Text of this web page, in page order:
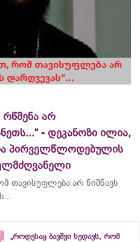
არ
- დეკანოზი ილია,
პირველწლოდებულის
თავისუფლება არ ნიშნავს
„როდესაც ბავშვი ხედავს, რომ